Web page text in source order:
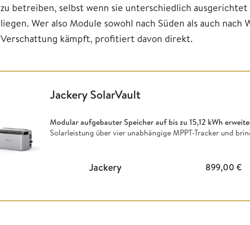
zu betreiben, selbst wenn sie unterschiedlich
liegen. Wer also Module sowohl nach Süden als auch
Verschattung kämpft, profitiert davon direkt.
Jackery SolarVault
Modular aufgebauter Speicher auf bis zu 15,12 kWh
Solarleistung über vier unabhängige MPPT-Tracker und
Jackery 899,00 €